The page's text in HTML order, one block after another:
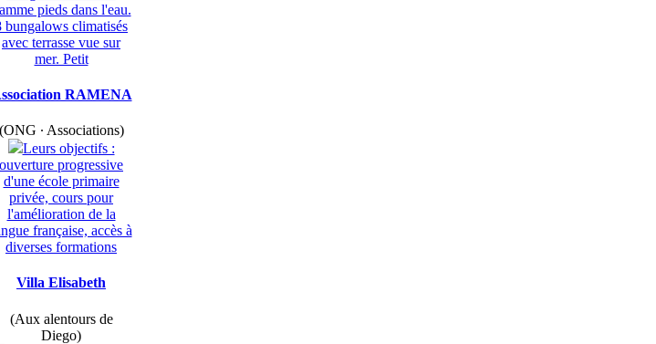
pieds dans l'eau.
bungalows climatisés
avec terrasse vue sur
mer. Petit
RAMENA
(ONG ∙ Associations)
Leurs objectifs :
ouverture progressive
d'une école primaire
privée, cours pour
l'amélioration de la
française, accès à
diverses formations
Villa Elisabeth
(Aux alentours de
Diego)